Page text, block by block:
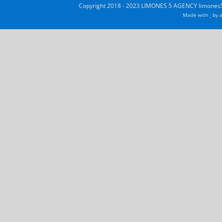
Copyright 2018 - 2023 LIMONES 5 AGENCY
Made with by